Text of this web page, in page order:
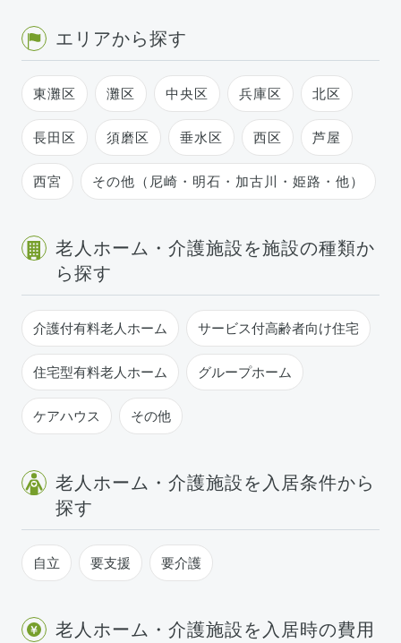
エリアから探す
東灘区 灘区 中央区 兵庫区 北区
長田区 須磨区 垂水区 西区 芦屋
西宮 その他（尼崎・明石・加古川・姫路・他）
老人ホーム・介護施設を施設の種類か
ら探す
介護付有料老人ホーム サービス付高齢者向け住宅
住宅型有料老人ホーム グループホーム
ケアハウス その他
老人ホーム・介護施設を入居条件から
探す
自立 要支援 要介護
老人ホーム・介護施設を入居時の費用